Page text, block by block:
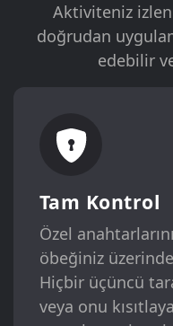
Aktiviteniz
doğrudan
edebilir
Tam Kontrol
Özel
öbeğiniz
Hiçbir üçüncü
veya onu